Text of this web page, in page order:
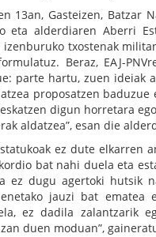
13an, Gasteizen, Batzar
eta alderdiaren Aberri
txostenak
Beraz, EAJ-
parte hartu, zuen ideiak
proposatzen baduzue
digun horretara
aldatzea”, esan die
ez dute elkarren
bat nahi duela eta
ez dugu agertoki hutsik
jauzi bat ematea
ez dadila zalantzarik
duen moduan”,